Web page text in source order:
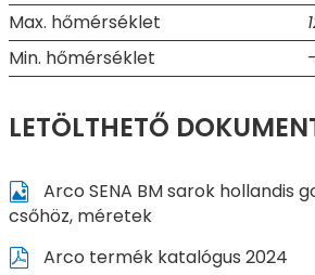
Max. hőmérséklet
Min. hőmérséklet
LETÖLTHETŐ
Arco SENA BM sarok hollandis
csőhöz, méretek
Arco termék katalógus 2024